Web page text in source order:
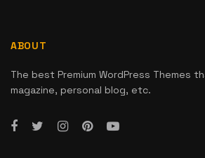
ABOUT
The best Premium WordPress Themes
magazine, personal blog, etc.